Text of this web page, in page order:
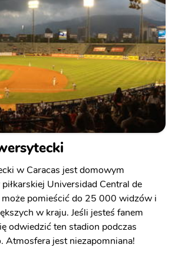
w Caracas jest domowym
Universidad Central de
może pomieścić do 25 000 widzów i
w kraju. Jeśli jesteś fanem
odwiedzić ten stadion podczas
Atmosfera jest niezapomniana!